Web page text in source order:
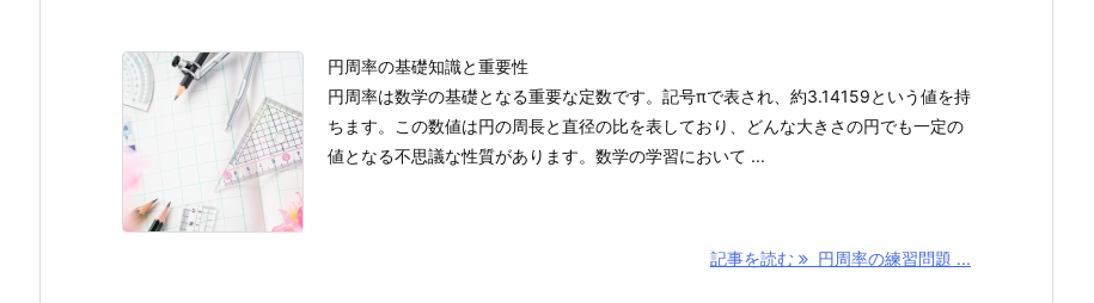
円周率の基礎知識と重要性
円周率は数学の基礎となる重要な定数です。記号πで表され、約3.14159という値を持
ちます。この数値は円の周長と直径の比を表しており、どんな大きさの円でも一定の
値となる不思議な性質があります。数学の学習において ...
記事を読む 円周率の練習問題 ...